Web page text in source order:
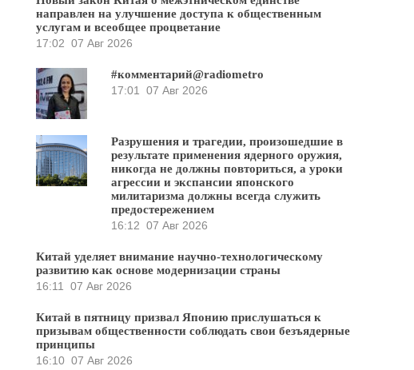
направлен на улучшение доступа к общественным
услугам и всеобщее процветание
17:02 07 Авг 2026
#комментарий@radiometro
17:01
07 Авг 2026
Разрушения и трагедии, произошедшие в
результате применения ядерного оружия,
никогда не должны повториться, а уроки
агрессии и экспансии японского
милитаризма должны всегда служить
предостережением
16:12 07 Авг 2026
Китай уделяет внимание научно-технологическому
развитию как основе модернизации страны
16:11
07 Авг 2026
Китай в пятницу призвал Японию прислушаться к
призывам общественности соблюдать свои безъядерные
принципы
16:10 07 Авг 2026